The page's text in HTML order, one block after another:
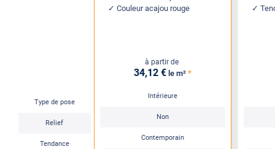
Type de pose
Relief
Tendance
Couleur acajou rouge
à partir de
34,12 € le m² *
Intérieure
Non
Contemporain